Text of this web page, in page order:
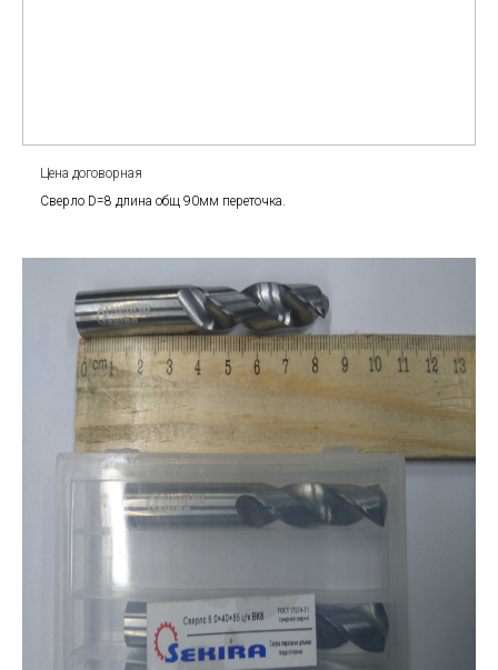
Цена договорная
Сверло D=8 длина общ 90мм переточка.